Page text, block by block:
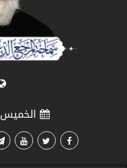
الخميس ٢٢ صفر ١٤٤٨ هـ